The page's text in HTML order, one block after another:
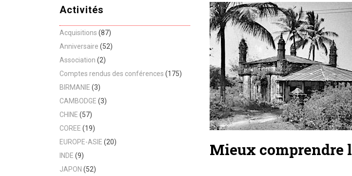
Mieux comprendre
Activités
Acquisitions (87)
Anniversaire (52)
Association (2)
Comptes rendus des conférences (175)
BIRMANIE (3)
CAMBODGE (3)
CHINE (57)
COREE (19)
EUROPE-ASIE (20)
INDE (9)
JAPON (52)